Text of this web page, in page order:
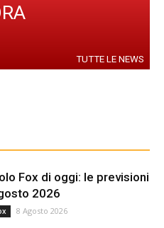
TUTTE LE NEWS
Fox di oggi: le previsioni
2026
8 Agosto 2026